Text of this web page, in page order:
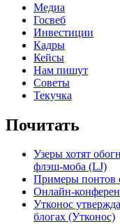
Медиа
Госвеб
Инвестиции
Кадры
Кейсы
Нам пишут
Советы
Текучка
Почитать
Узеры хотят
флэш-моба (LJ)
Примеры понтов
Онлайн-
Утконос
блогах (Утконос)